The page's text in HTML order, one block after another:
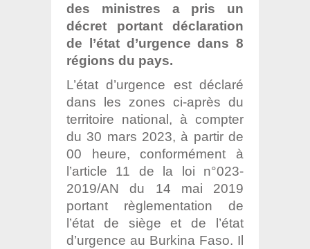
des ministres a pris un
décret portant déclaration
de l’état d’urgence dans 8
régions du pays.
L’état d’urgence est déclaré
dans les zones ci-après du
territoire national, à compter
du 30 mars 2023, à partir de
00 heure, conformément à
l’article 11 de la loi n°023-
2019/AN du 14 mai 2019
portant règlementation de
l’état de siège et de l’état
d’urgence au Burkina Faso. Il